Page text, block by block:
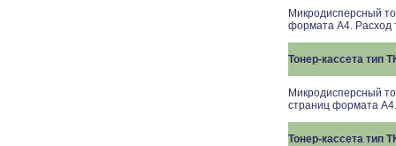
Микродисперсный
формата A4. Расход
Тонер-кассета тип
Микродисперсный
страниц формата
Тонер-кассета тип